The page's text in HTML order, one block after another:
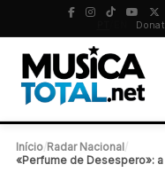
Início Radar Nacional